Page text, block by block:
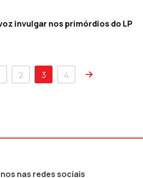
invulgar nos primórdios do LP
2 3 4
nas redes sociais